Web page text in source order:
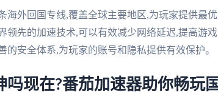
海外回国专线,覆盖全球主要地区,为玩家提供最优
领先的加速技术,可以有效减少网络延迟,提高游戏
的安全体系,为玩家的账号和隐私提供有效保护。
吗现在?番茄加速器助你畅玩